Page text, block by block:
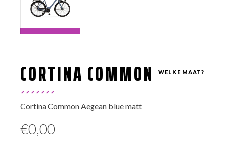
WELKE MAAT?
CORTINA COMMON
Cortina Common Aegean blue matt
€0,00